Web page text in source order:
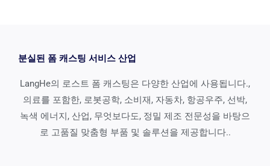
분실된 폼 캐스팅 서비스 산업
LangHe의 로스트 폼 캐스팅은 다양한 산업에 사용됩니다.,
의료를 포함한, 로봇공학, 소비재, 자동차, 항공우주, 선박,
녹색 에너지, 산업, 무엇보다도, 정밀 제조 전문성을 바탕으
로 고품질 맞춤형 부품 및 솔루션을 제공합니다..